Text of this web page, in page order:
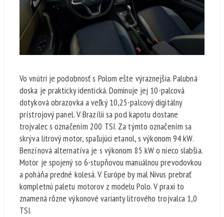
Vo vnútri je podobnosť s Polom ešte výraznejšia. Palubná
doska je prakticky identická. Dominuje jej 10-palcová
dotyková obrazovka a veľký 10,25-palcový digitálny
prístrojový panel. V Brazílii sa pod kapotu dostane
trojvalec s označením 200 TSI. Za týmto označením sa
skrýva litrový motor, spaľujúci etanol, s výkonom 94 kW.
Benzínová alternatíva je s výkonom 85 kW o nieco slabšia.
Motor je spojený so 6-stupňovou manuálnou prevodovkou
a poháňa predné kolesá. V Európe by mal Nivus prebrať
kompletnú paletu motorov z modelu Polo. V praxi to
znamená rôzne výkonové varianty litrového trojvalca 1,0
TSI.